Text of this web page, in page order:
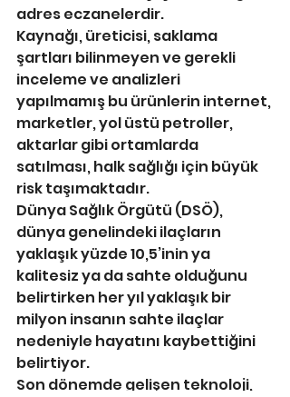
adres eczanelerdir.
Kaynağı, üreticisi, saklama
şartları bilinmeyen ve gerekli
inceleme ve analizleri
yapılmamış bu ürünlerin internet,
marketler, yol üstü petroller,
aktarlar gibi ortamlarda
satılması, halk sağlığı için büyük
risk taşımaktadır.
Dünya Sağlık Örgütü (DSÖ),
dünya genelindeki ilaçların
yaklaşık yüzde 10,5’inin ya
kalitesiz ya da sahte olduğunu
belirtirken her yıl yaklaşık bir
milyon insanın sahte ilaçlar
nedeniyle hayatını kaybettiğini
belirtiyor.
Son dönemde gelişen teknoloji,